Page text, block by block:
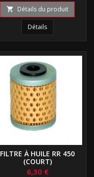
 Détails du produit
Détails
FILTRE À HUILE RR 450
(COURT)
6,30 €